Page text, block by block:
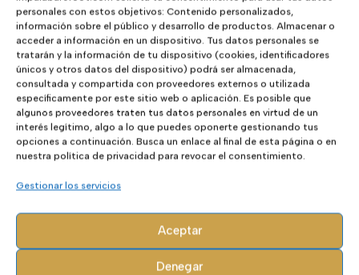
personales con estos objetivos: Contenido personalizados,
información sobre el público y desarrollo de productos. Almacenar o
acceder a información en un dispositivo. Tus datos personales se
tratarán y la información de tu dispositivo (cookies, identificadores
únicos y otros datos del dispositivo) podrá ser almacenada,
consultada y compartida con proveedores externos o utilizada
específicamente por este sitio web o aplicación. Es posible que
algunos proveedores traten tus datos personales en virtud de un
interés legítimo, algo a lo que puedes oponerte gestionando tus
opciones a continuación. Busca un enlace al final de esta página o en
nuestra política de privacidad para revocar el consentimiento.
Gestionar los servicios
Aceptar
Denegar
Páramo Men
Hi-Tec
54,99
El
original
era:
54,99€.
El
actual
49,49€.
41 42 46